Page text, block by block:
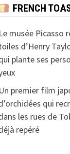
FRENCH
Le musée Picasso
d’Henry
plante ses
Un premier film
qui
les rues de
repéré